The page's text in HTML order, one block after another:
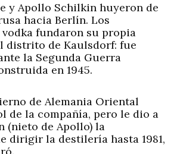
y Apollo Schilkin huyeron de
hacia Berlín. Los
fundaron su propia
distrito de Kaulsdorf: fue
la Segunda Guerra
en 1945.
de Alemania Oriental
de la compañía, pero le dio a
(nieto de Apollo) la
dirigir la destilería hasta 1981,